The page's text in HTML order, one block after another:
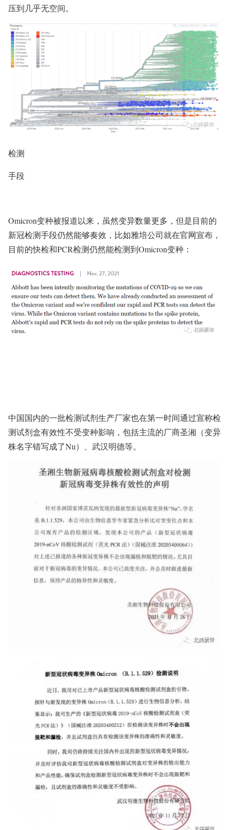
压到几乎无空间。
检测
手段
Omicron变种被报道以来，虽然变异数量更多，但是目前的
新冠检测手段仍然能够奏效，比如雅培公司就在官网宣布，
目前的快检和PCR检测仍然能检测到Omicron变种：
中国国内的一批检测试剂生产厂家也在第一时间通过宣称检
测试剂盒有效性不受变种影响，包括主流的厂商圣湘（变异
株名字错写成了Nu）、武汉明德等。